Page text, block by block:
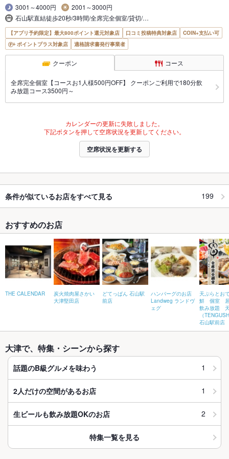
3001～4000円
2001～3000円
石山駅直結徒歩20秒/3時間/全席完全個室/貸切/…
【アプリ予約限定】最大800ポイント還元対象店 口コミ投稿特典対象店
COIN+支払い可
ポイントプラス対象店
適格請求書発行事業者
クーポン コース
全席完全個室【コースお1人様500円OFF】 クーポンご利用で180分飲
み放題コース3500円～
カレンダーの更新に失敗しました。
下記ボタンを押して空席状況を更新してください。
空席状況を更新する
条件が似ているお店をすべて見る 199
おすすめのお店
THE CALENDAR
炭火焼肉屋さかい
大津堅田店
どてっぱん 石山駅
前店
ハンバーグのお店
Landweg ランドヴ
ェグ
天ぷらとお
鮮 個室
飲み放題
（
石山駅前店
大津で、特集・シーンから探す
話題のB級グルメを味わう 1
2人だけの空間があるお店 1
生ビールも飲み放題OKのお店 2
特集一覧を見る